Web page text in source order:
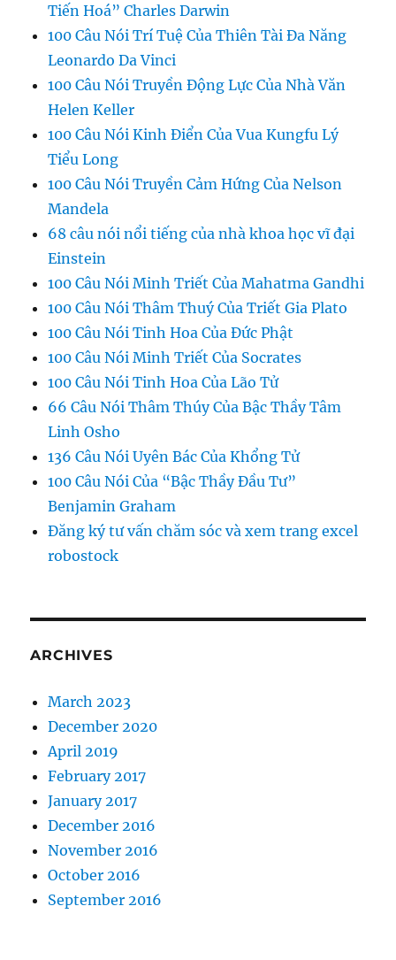
Tiến Hoá” Charles Darwin
100 Câu Nói Trí Tuệ Của Thiên Tài Đa Năng
Leonardo Da Vinci
100 Câu Nói Truyền Động Lực Của Nhà Văn
Helen Keller
100 Câu Nói Kinh Điển Của Vua Kungfu Lý
Tiểu Long
100 Câu Nói Truyền Cảm Hứng Của Nelson
Mandela
68 câu nói nổi tiếng của nhà khoa học vĩ đại
Einstein
100 Câu Nói Minh Triết Của Mahatma Gandhi
100 Câu Nói Thâm Thuý Của Triết Gia Plato
100 Câu Nói Tinh Hoa Của Đức Phật
100 Câu Nói Minh Triết Của Socrates
100 Câu Nói Tinh Hoa Của Lão Tử
66 Câu Nói Thâm Thúy Của Bậc Thầy Tâm
Linh Osho
136 Câu Nói Uyên Bác Của Khổng Tử
100 Câu Nói Của “Bậc Thầy Đầu Tư”
Benjamin Graham
Đăng ký tư vấn chăm sóc và xem trang excel
robostock
ARCHIVES
March 2023
December 2020
April 2019
February 2017
January 2017
December 2016
November 2016
October 2016
September 2016